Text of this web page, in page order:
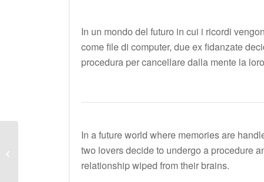
In un mondo del futuro in cui i ricordi
come file di computer, due ex fidanzate
procedura per cancellare dalla mente la
In a future world where memories are
two lovers decide to undergo a procedure
relationship wiped from their brains.